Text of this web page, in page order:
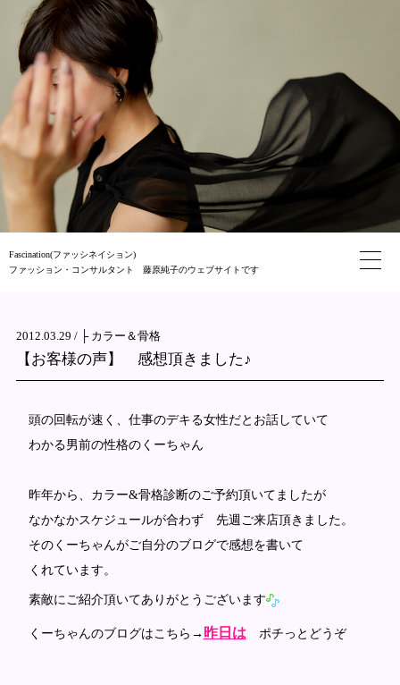
Fascination(ファッシネイション)
ファッション・コンサルタント 藤原純子のウェブサイトです
2012.03.29 / ├ カラー＆骨格
【お客様の声】 感想頂きました♪
頭の回転が速く、仕事のデキる女性だとお話していて
わかる男前の性格のくーちゃん
昨年から、カラー&骨格診断のご予約頂いてましたが
なかなかスケジュールが合わず 先週ご来店頂きました。
そのくーちゃんがご自分のブログで感想を書いて
くれています。
素敵にご紹介頂いてありがとうございます
くーちゃんのブログはこちら→ 昨日はポチっとどうぞ